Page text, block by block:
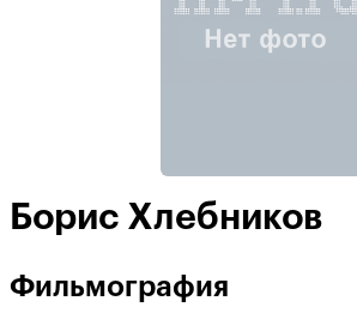
Борис Хлебников
Фильмография